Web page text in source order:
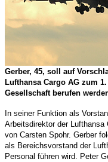
Gerber, 45, soll auf
Lufthansa Cargo AG zum
Gesellschaft berufen
In seiner Funktion als
Arbeitsdirektor der Lufthansa
von Carsten Spohr. Gerber
als Bereichsvorstand der
Personal führen wird. Peter